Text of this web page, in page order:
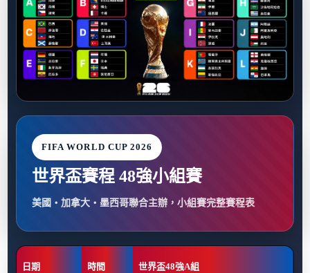
FIFA WORLD CUP 2026
世界盃賽程 48強小組賽
美國・加拿大・墨西哥聯合主辦，小組賽完整賽程表
日期 時間 世界盃48強A組